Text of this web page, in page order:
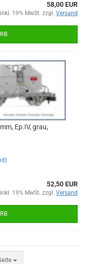
58,00 EUR
inkl. 19% MwSt. zzgl. Versand
Ep.IV, grau,
52,50 EUR
inkl. 19% MwSt. zzgl. Versand